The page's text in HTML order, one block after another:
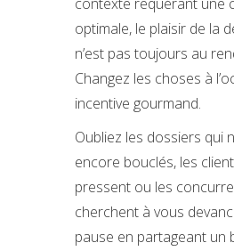
optimale, le plaisir de la
n’est pas toujours au
Changez les choses à
incentive gourmand.
Oubliez les dossiers qui
encore bouclés, les
pressent ou les
cherchent à vous
pause en partageant un